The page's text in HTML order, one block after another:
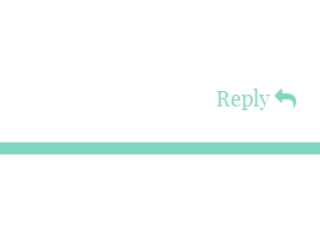
Reply